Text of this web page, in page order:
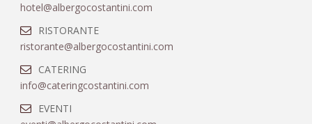
hotel@albergocostantini.com
RISTORANTE
ristorante@albergocostantini.com
CATERING
info@cateringcostantini.com
EVENTI